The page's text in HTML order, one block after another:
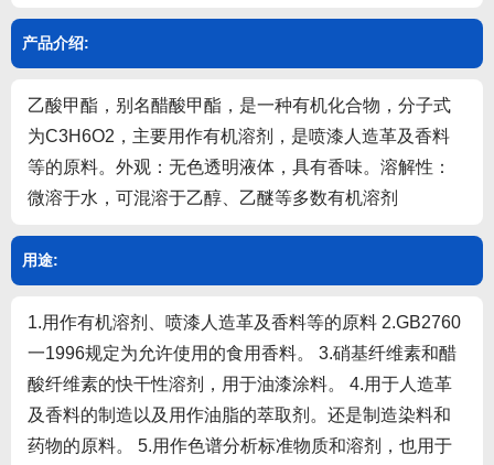
产品介绍:
乙酸甲酯，别名醋酸甲酯，是一种有机化合物，分子式
为C3H6O2，主要用作有机溶剂，是喷漆人造革及香料
等的原料。外观：无色透明液体，具有香味。溶解性：
微溶于水，可混溶于乙醇、乙醚等多数有机溶剂
用途:
1.用作有机溶剂、喷漆人造革及香料等的原料 2.GB2760
一1996规定为允许使用的食用香料。 3.硝基纤维素和醋
酸纤维素的快干性溶剂，用于油漆涂料。 4.用于人造革
及香料的制造以及用作油脂的萃取剂。还是制造染料和
药物的原料。 5.用作色谱分析标准物质和溶剂，也用于